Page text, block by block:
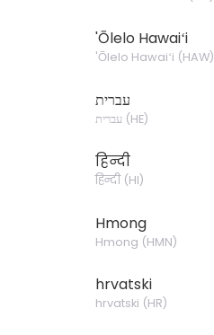
'Ōlelo Hawaiʻi
'Ōlelo Hawaiʻi (HAW)
עברית
עברית(HE)
हिन्दी
हिन्दी(HI)
Hmong
Hmong (HMN)
hrvatski
hrvatski (HR)